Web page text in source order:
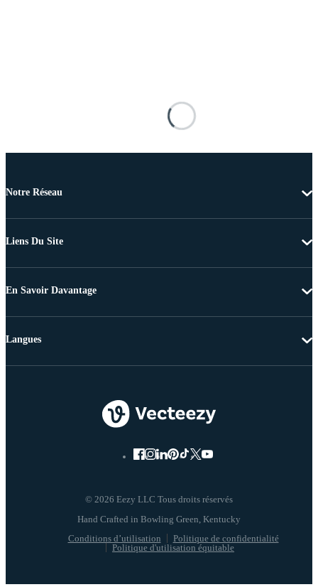
Notre Réseau
Liens Du Site
En Savoir Davantage
© 2026 Eezy LLC Tous droits réservés
Conditions d’utilisation
Politique de confidentialité
Politique d'utilisation équitable
Langues